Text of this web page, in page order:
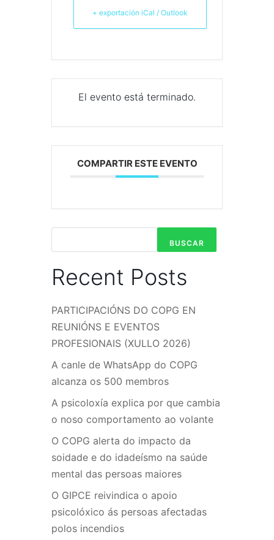
+ exportación iCal / Outlook
El evento está terminado.
COMPARTIR ESTE EVENTO
BUSCAR
Recent Posts
PARTICIPACIÓNS DO COPG EN
REUNIÓNS E EVENTOS
PROFESIONAIS (XULLO 2026)
A canle de WhatsApp do COPG
alcanza os 500 membros
A psicoloxía explica por que cambia
o noso comportamento ao volante
O COPG alerta do impacto da
soidade e do idadeísmo na saúde
mental das persoas maiores
O GIPCE reivindica o apoio
psicolóxico ás persoas afectadas
polos incendios